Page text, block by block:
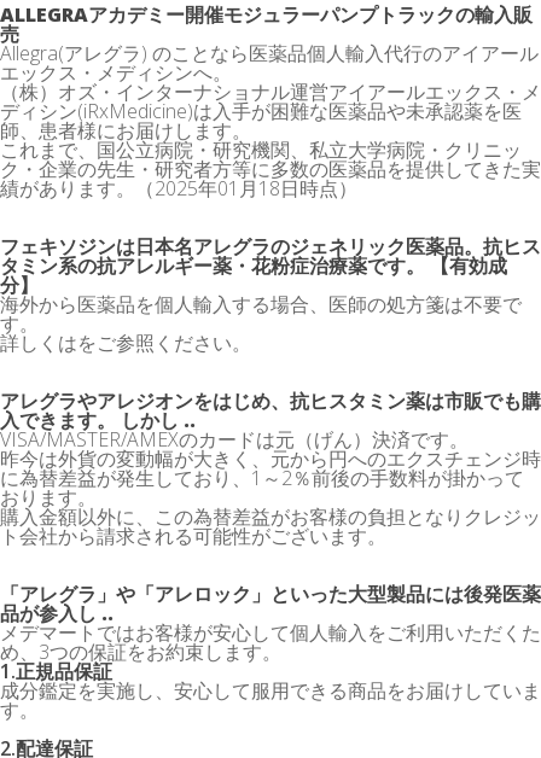
ALLEGRAアカデミー開催モジュラーパンプトラックの輸入販
売
Allegra(アレグラ) のことなら医薬品個人輸入代行のアイアール
エックス・メディシンへ。
（株）オズ・インターナショナル運営アイアールエックス・メ
ディシン(iRxMedicine)は入手が困難な医薬品や未承認薬を医
師、患者様にお届けします。
これまで、国公立病院・研究機関、私立大学病院・クリニッ
ク・企業の先生・研究者方等に多数の医薬品を提供してきた実
績があります。（2025年01月18日時点）
フェキソジンは日本名アレグラのジェネリック医薬品。抗ヒス
タミン系の抗アレルギー薬・花粉症治療薬です。 【有効成
分】
海外から医薬品を個人輸入する場合、医師の処方箋は不要で
す。
詳しくはをご参照ください。
アレグラやアレジオンをはじめ、抗ヒスタミン薬は市販でも購
入できます。 しかし ..
VISA/MASTER/AMEXのカードは元（げん）決済です。
昨今は外貨の変動幅が大きく、元から円へのエクスチェンジ時
に為替差益が発生しており、1～2％前後の手数料が掛かって
おります。
購入金額以外に、この為替差益がお客様の負担となりクレジッ
ト会社から請求される可能性がございます。
「アレグラ」や「アレロック」といった大型製品には後発医薬
品が参入し ..
メデマートではお客様が安心して個人輸入をご利用いただくた
め、3つの保証をお約束します。
1.正規品保証
成分鑑定を実施し、安心して服用できる商品をお届けしていま
す。
2.配達保証